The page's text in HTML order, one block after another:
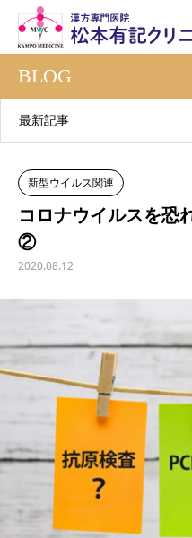
BLOG
最新記事
新型ウイルス関連
コロナウイルスを恐
②
2020.08.12